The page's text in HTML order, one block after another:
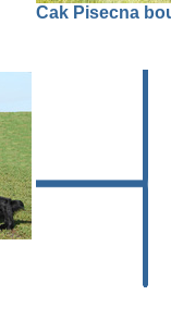
Cak Pisecna